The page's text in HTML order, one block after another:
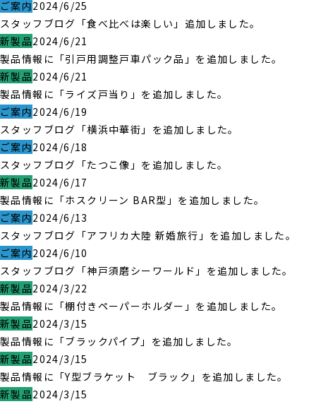
ご案内2024/6/25
スタッフブログ「食べ比べは楽しい」追加しました。
新製品2024/6/21
製品情報に「引戸用調整戸車パック品」を追加しました。
新製品2024/6/21
製品情報に「ライズ戸当り」を追加しました。
ご案内2024/6/19
スタッフブログ「横浜中華街」を追加しました。
ご案内2024/6/18
スタッフブログ「たつこ像」を追加しました。
新製品2024/6/17
製品情報に「ホスクリーン BAR型」を追加しました。
ご案内2024/6/13
スタッフブログ「アフリカ大陸 新婚旅行」を追加しました。
ご案内2024/6/10
スタッフブログ「神戸須磨シーワールド」を追加しました。
新製品2024/3/22
製品情報に「棚付きペーパーホルダー」を追加しました。
新製品2024/3/15
製品情報に「ブラックパイプ」を追加しました。
新製品2024/3/15
製品情報に「Y型ブラケット ブラック」を追加しました。
新製品2024/3/15